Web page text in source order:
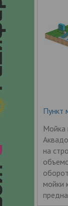
Пункт
Мойка
на
мойки